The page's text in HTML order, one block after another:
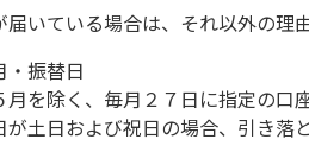
届いている場合は、それ以外の理
振替日
月を除く、毎月２７日に指定の口
土日および祝日の場合、引き落